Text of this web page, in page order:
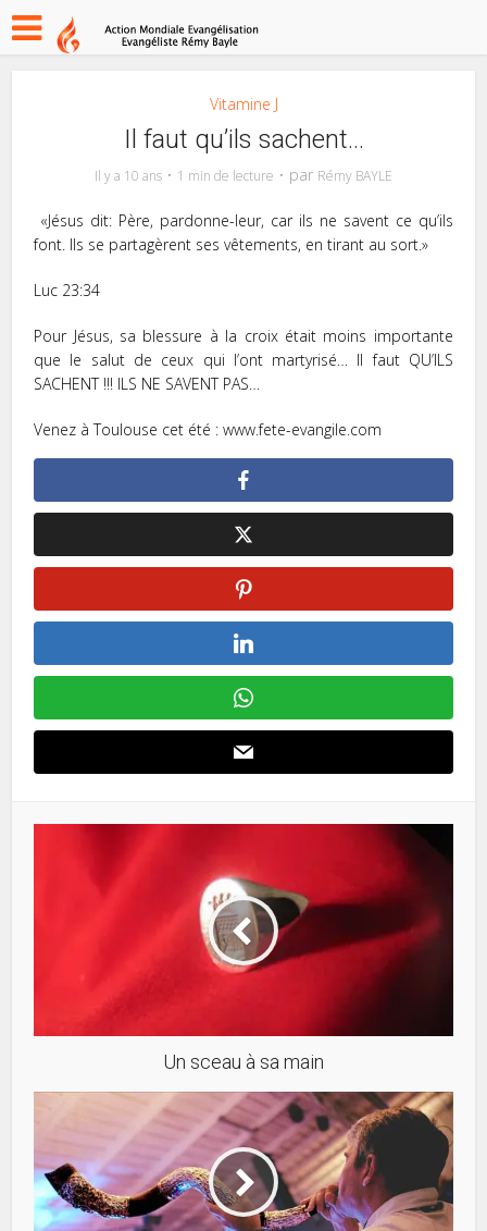
Vitamine J
Il faut qu’ils sachent…
Il y a 10 ans 1 min de lecture par Rémy BAYLE
«Jésus dit: Père, pardonne-leur, car ils ne savent ce qu’ils
font. Ils se partagèrent ses vêtements, en tirant au sort.»
Luc‬ ‭23:34‬ ‭
Pour Jésus, sa blessure à la croix était moins importante
que le salut de ceux qui l’ont martyrisé… Il faut QU’ILS
SACHENT !!! ILS NE SAVENT PAS…
Venez à Toulouse cet été : www.fete-evangile.com
Un sceau à sa main